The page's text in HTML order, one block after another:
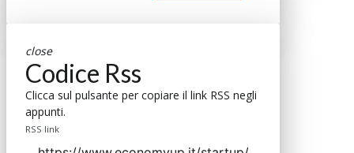
close
Codice Rss
Clicca sul pulsante per copiare il link RSS negli
appunti.
RSS link